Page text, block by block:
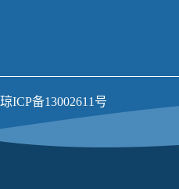
琼ICP备13002611号